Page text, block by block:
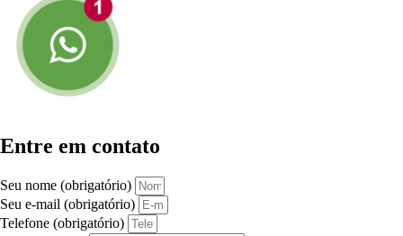
Entre em contato
Seu nome (obrigatório)
Seu e-mail (obrigatório)
Telefone (obrigatório)